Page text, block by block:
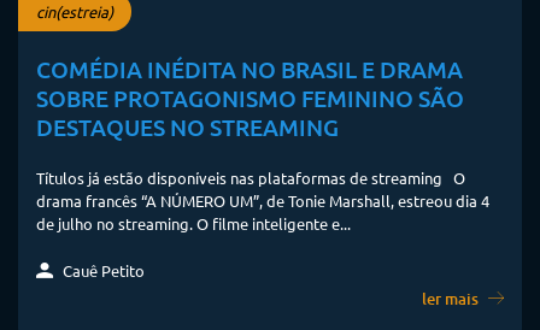
cin(estreia)
COMÉDIA INÉDITA NO BRASIL E DRAMA
SOBRE PROTAGONISMO FEMININO SÃO
DESTAQUES NO STREAMING
Títulos já estão disponíveis nas plataformas de streaming O
drama francês “A NÚMERO UM”, de Tonie Marshall, estreou dia 4
de julho no streaming. O filme inteligente e...
Cauê Petito
ler mais